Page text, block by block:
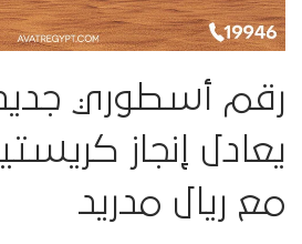
رقم أسطوري
يعادل إنجاز
مع ريال مدريد